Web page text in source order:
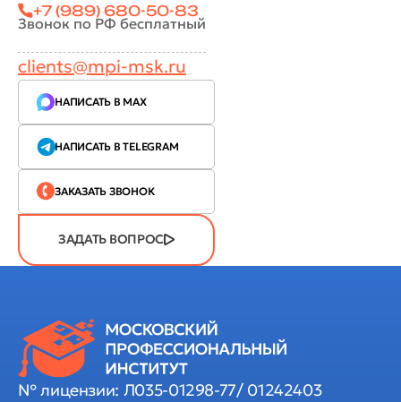
+7 (989) 680-50-83
Звонок по РФ бесплатный
clients@mpi-msk.ru
НАПИСАТЬ В MAX
НАПИСАТЬ В TELEGRAM
ЗАКАЗАТЬ ЗВОНОК
ЗАДАТЬ ВОПРОС
№ лицензии: Л035-01298-77/ 01242403